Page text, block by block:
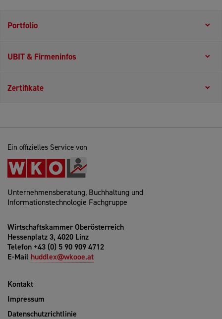
Portfolio
UBIT & Firmeninfos
Zertifikate
Ein offizielles Service von
Unternehmensberatung, Buchhaltung und
Informationstechnologie Fachgruppe
Wirtschaftskammer Oberösterreich
Hessenplatz 3, 4020 Linz
Telefon +43 (0) 5 90 909 4712
E-Mail huddlex@wkooe.at
Kontakt
Impressum
Datenschutzrichtlinie